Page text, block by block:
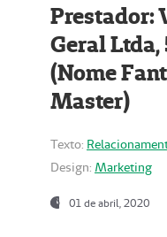
Prestador:
Geral
(Nome
Master)
Texto:
Design: Marketing
01 de abril, 2020